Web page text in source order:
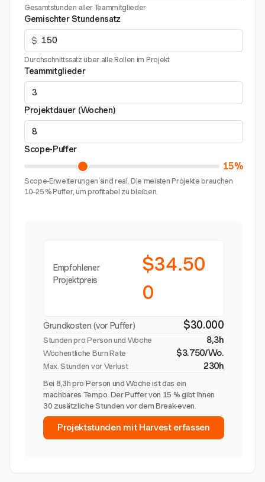
Gesamtstunden aller Teammitglieder
Gemischter Stundensatz
$
Durchschnittssatz über alle Rollen im Projekt
Teammitglieder
Projektdauer (Wochen)
Scope-Puffer
15%
Scope-Erweiterungen sind real. Die meisten Projekte brauchen
10–25 % Puffer, um profitabel zu bleiben.
Empfohlener
Projektpreis
$34.50
0
Grundkosten (vor Puffer) $30.000
Stunden pro Person und Woche 8,3h
Wöchentliche Burn Rate $3.750/Wo.
Max. Stunden vor Verlust 230h
Bei 8,3h pro Person und Woche ist das ein
machbares Tempo. Der Puffer von 15 % gibt Ihnen
30 zusätzliche Stunden vor dem Break-even.
Projektstunden mit Harvest erfassen